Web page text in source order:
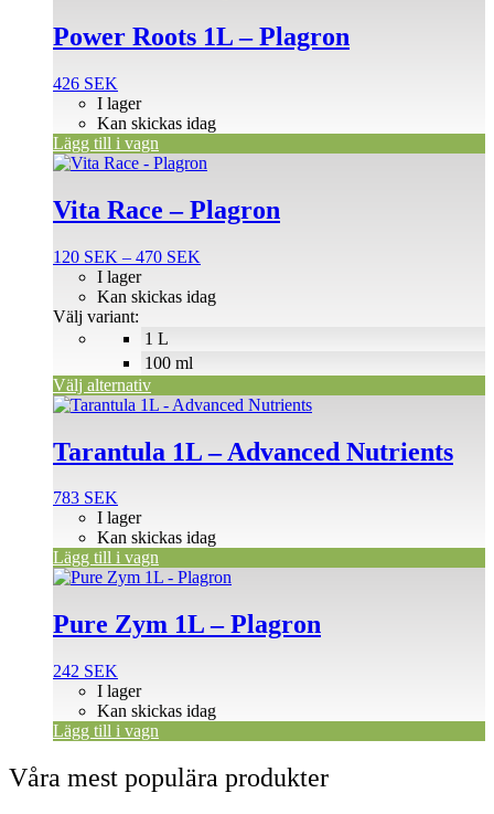
Power Roots 1L – Plagron
426 SEK
I lager
Kan skickas idag
Lägg till i vagn
Vita Race – Plagron
120 SEK – 470 SEK
till
1 L
100 ml
I lager
Kan skickas idag
Välj variant:
Välj alternativ
Den
produkten
har
varianter.
olika
alternativen
på
produktsidan
Tarantula 1L – Advanced Nutrients
783 SEK
I lager
Kan skickas idag
Lägg till i vagn
Pure Zym 1L – Plagron
242 SEK
I lager
Kan skickas idag
Lägg till i vagn
Våra mest populära produkter